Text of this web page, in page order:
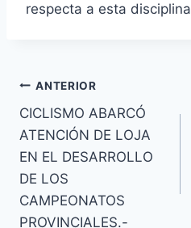
respecta a esta disciplina
ANTERIOR
CICLISMO ABARCÓ
ATENCIÓN DE LOJA
EN EL DESARROLLO
DE LOS
CAMPEONATOS
PROVINCIALES.-